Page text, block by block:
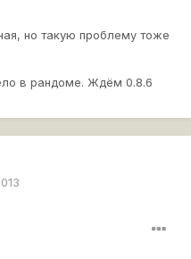
но такую проблему тоже
в рандоме. Ждём 0.8.6